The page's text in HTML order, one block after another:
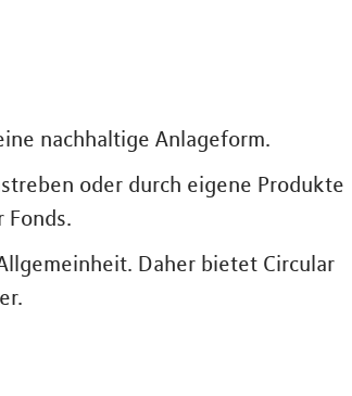
nachhaltige Anlageform.
oder durch eigene Produkte
Daher bietet Circular